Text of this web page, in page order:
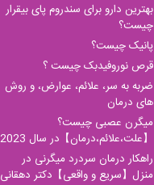
بهترین دارو برای سندروم پای بیقرار
چیست؟
پانیک چیست؟
قرص نوروفیدبک چیست ؟
ضربه به سر، علائم، عوارض، و روش
های درمان
میگرن عصبی چیست؟
【علت،علائم،درمان】در سال 2023!
راهکار درمان سردرد میگرنی در
منزل【سریع و واقعی】دکتر دهقانی